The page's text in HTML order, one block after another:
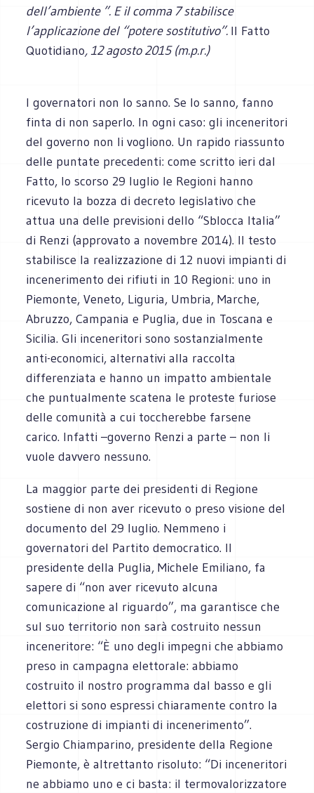
dell’ambiente ”. E il comma 7 stabilisce
l’applicazione del “potere sostitutivo”. Il Fatto
Quotidiano, 12 agosto 2015 (m.p.r.)
I governatori non lo sanno. Se lo sanno, fanno
finta di non saperlo. In ogni caso: gli inceneritori
del governo non li vogliono. Un rapido riassunto
delle puntate precedenti: come scritto ieri dal
Fatto, lo scorso 29 luglio le Regioni hanno
ricevuto la bozza di decreto legislativo che
attua una delle previsioni dello “Sblocca Italia”
di Renzi (approvato a novembre 2014). Il testo
stabilisce la realizzazione di 12 nuovi impianti di
incenerimento dei rifiuti in 10 Regioni: uno in
Piemonte, Veneto, Liguria, Umbria, Marche,
Abruzzo, Campania e Puglia, due in Toscana e
Sicilia. Gli inceneritori sono sostanzialmente
anti-economici, alternativi alla raccolta
differenziata e hanno un impatto ambientale
che puntualmente scatena le proteste furiose
delle comunità a cui toccherebbe farsene
carico. Infatti –governo Renzi a parte – non li
vuole davvero nessuno.
La maggior parte dei presidenti di Regione
sostiene di non aver ricevuto o preso visione del
documento del 29 luglio. Nemmeno i
governatori del Partito democratico. Il
presidente della Puglia, Michele Emiliano, fa
sapere di “non aver ricevuto alcuna
comunicazione al riguardo”, ma garantisce che
sul suo territorio non sarà costruito nessun
inceneritore: “È uno degli impegni che abbiamo
preso in campagna elettorale: abbiamo
costruito il nostro programma dal basso e gli
elettori si sono espressi chiaramente contro la
costruzione di impianti di incenerimento”.
Sergio Chiamparino, presidente della Regione
Piemonte, è altrettanto risoluto: “Di inceneritori
ne abbiamo uno e ci basta: il termovalorizzatore